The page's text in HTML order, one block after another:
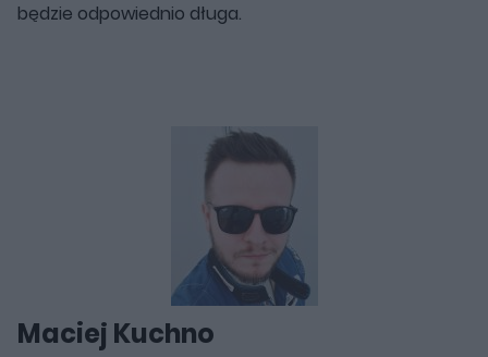
będzie odpowiednio długa.
Maciej Kuchno